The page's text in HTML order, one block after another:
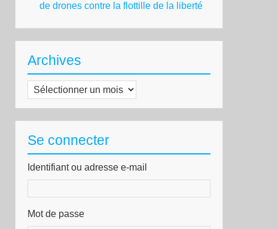
de drones contre la flottille de la liberté
Archives
Archives
Se connecter
Identifiant ou adresse e-mail
Mot de passe